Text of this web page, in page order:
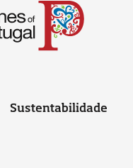
Sustentabilidade